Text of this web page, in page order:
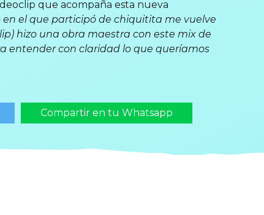
que acompaña esta nueva
en el que participó de chiquitita me vuelve
hizo una obra maestra con este mix de
entender con claridad lo que queríamos
Compartir en tu Whatsapp